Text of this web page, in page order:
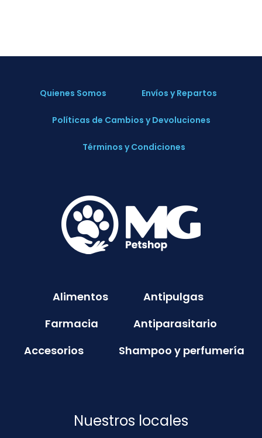
Quienes Somos Envíos y Repartos
Políticas de Cambios y Devoluciones
Términos y Condiciones
Alimentos
Antipulgas
Farmacia
Antiparasitario
Accesorios
Shampoo y perfumería
Nuestros locales